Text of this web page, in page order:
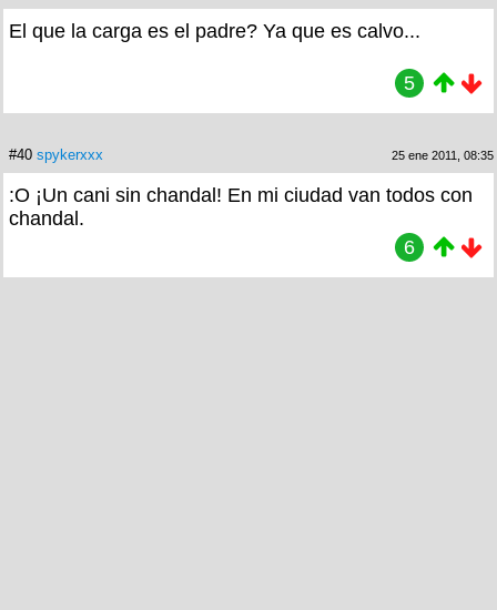
El que la carga es el padre? Ya que es calvo...
5
#40 spykerxxx 25 ene 2011, 08:35
:O ¡Un cani sin chandal! En mi ciudad van todos con
chandal.
6